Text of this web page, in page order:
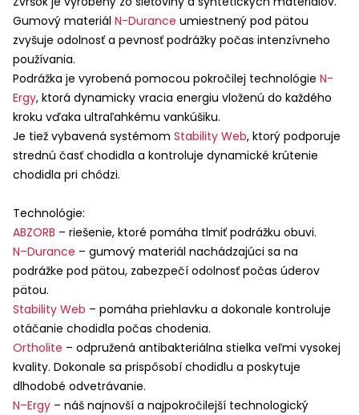
Gumový materiál N-Durance umiestnený pod pätou
zvyšuje odolnosť a pevnosť podrážky počas intenzívneho
používania.
Podrážka je vyrobená pomocou pokročilej technológie N-
Ergy, ktorá dynamicky vracia energiu vloženú do každého
kroku vďaka ultraľahkému vankúšiku.
Je tiež vybavená systémom Stability Web, ktorý podporuje
strednú časť chodidla a kontroluje dynamické krútenie
chodidla pri chôdzi.
Technológie:
ABZORB – riešenie, ktoré pomáha tlmiť podrážku obuvi.
N–Durance – gumový materiál nachádzajúci sa na
podrážke pod pätou, zabezpečí odolnosť počas úderov
pätou.
Stability Web – pomáha priehlavku a dokonale kontroluje
otáčanie chodidla počas chodenia.
Ortholite – odpružená antibakteriálna stielka veľmi vysokej
kvality. Dokonale sa prispôsobí chodidlu a poskytuje
dlhodobé odvetrávanie.
N–Ergy – náš najnovší a najpokročilejší technologický